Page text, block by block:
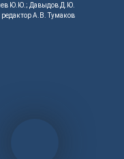
Ю.Ю.; Давыдов Д.Ю.
редактор А.В. Тумаков